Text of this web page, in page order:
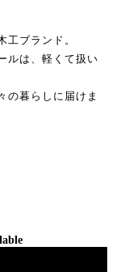
工ブランド。
ルは、軽くて扱い
の暮らしに届けま